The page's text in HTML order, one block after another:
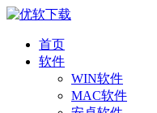
首页
软件
WIN软件
MAC软件